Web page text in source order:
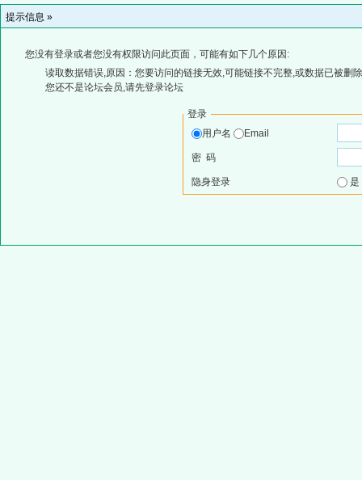
提示信息 »
您没有登录或者您没有权限访问此页面，可能有如下几个原因:
读取数据错误,原因：您要访问的链接无效,可能链接不完整,或数据已被删
您还不是论坛会员,请先登录论坛
登录
用户名
Email
密 码
隐身登录